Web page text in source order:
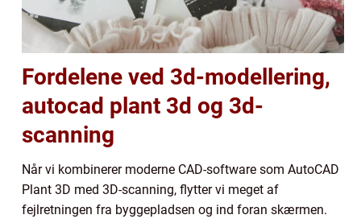
Fordelene ved 3d-modellering,
autocad plant 3d og 3d-
scanning
Når vi kombinerer moderne CAD-software som AutoCAD
Plant 3D med 3D-scanning, flytter vi meget af
fejlretningen fra byggepladsen og ind foran skærmen.